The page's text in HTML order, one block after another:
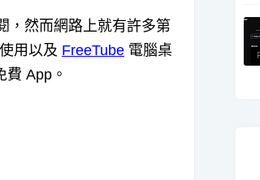
，然而網路上就有許多第
用以及 FreeTube 電腦桌
App。